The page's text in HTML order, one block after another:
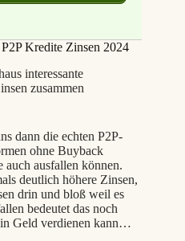
Kredite Zinsen 2024
interessante
zusammen
dann die echten P2P-
ohne Buyback
auch ausfallen können.
deutlich höhere Zinsen,
drin und bloß weil es
bedeutet das noch
Geld verdienen kann…